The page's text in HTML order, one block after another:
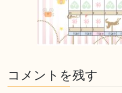
コメントを残す